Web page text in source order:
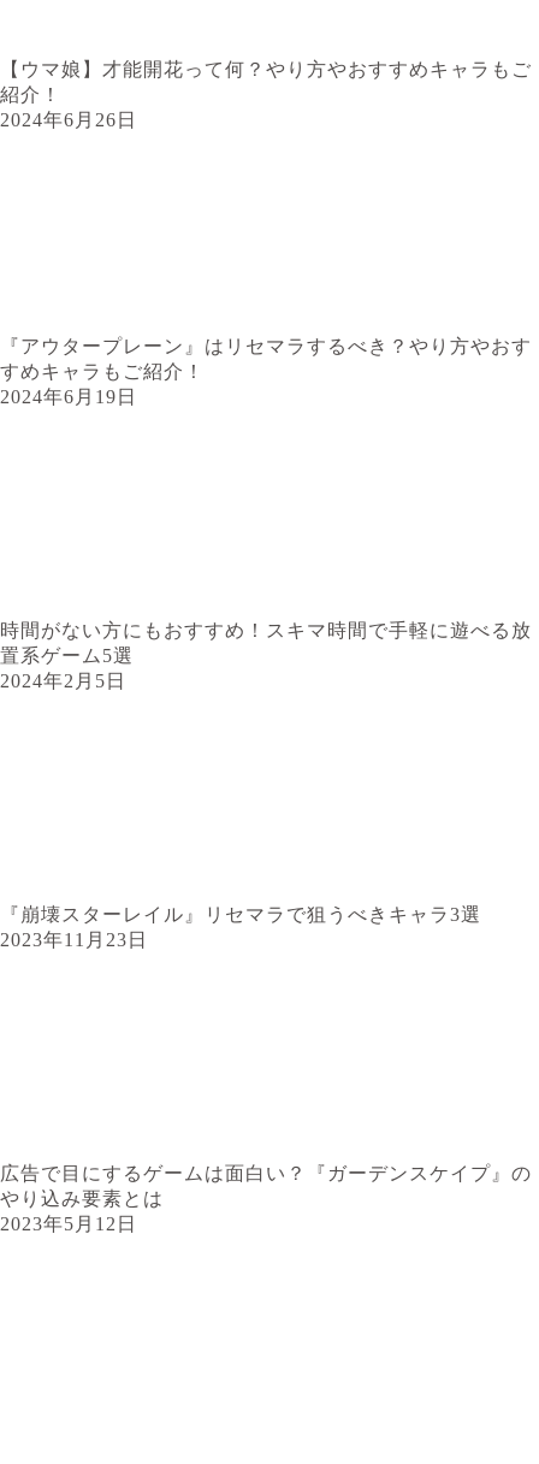
【ウマ娘】才能開花って何？やり方やおすすめキャラもご
紹介！
2024年6月26日
『アウタープレーン』はリセマラするべき？やり方やおす
すめキャラもご紹介！
2024年6月19日
時間がない方にもおすすめ！スキマ時間で手軽に遊べる放
置系ゲーム5選
2024年2月5日
『崩壊スターレイル』リセマラで狙うべきキャラ3選
2023年11月23日
広告で目にするゲームは面白い？『ガーデンスケイプ』の
やり込み要素とは
2023年5月12日